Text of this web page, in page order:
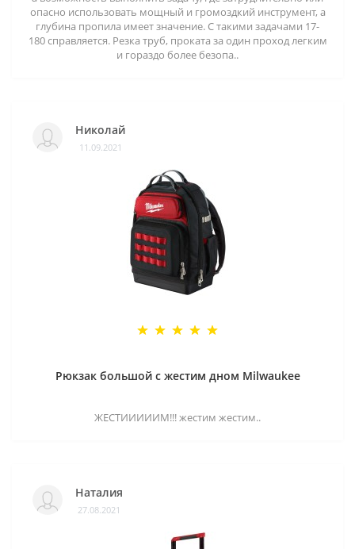
опасно использовать мощный и громоздкий инструмент, а
глубина пропила имеет значение. С такими задачами 17-
180 справляется. Резка труб, проката за один проход легким
и гораздо более безопа..
Николай
11.09.2021
Рюкзак большой с жестим дном Milwaukee
ЖЕСТИИИИИМ!!! жестим жестим..
Наталия
27.08.2021